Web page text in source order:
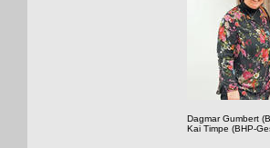
Dagmar Gumbert
Kai Timpe (BHP-